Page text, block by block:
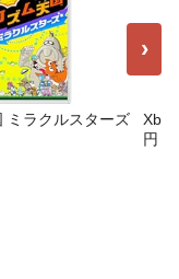
ミラクルスターズ
円
›